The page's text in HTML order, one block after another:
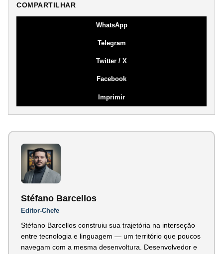
COMPARTILHAR
WhatsApp
Telegram
Twitter / X
Facebook
Imprimir
Stéfano Barcellos
Editor-Chefe
Stéfano Barcellos construiu sua trajetória na interseção
entre tecnologia e linguagem — um território que poucos
navegam com a mesma desenvoltura. Desenvolvedor e